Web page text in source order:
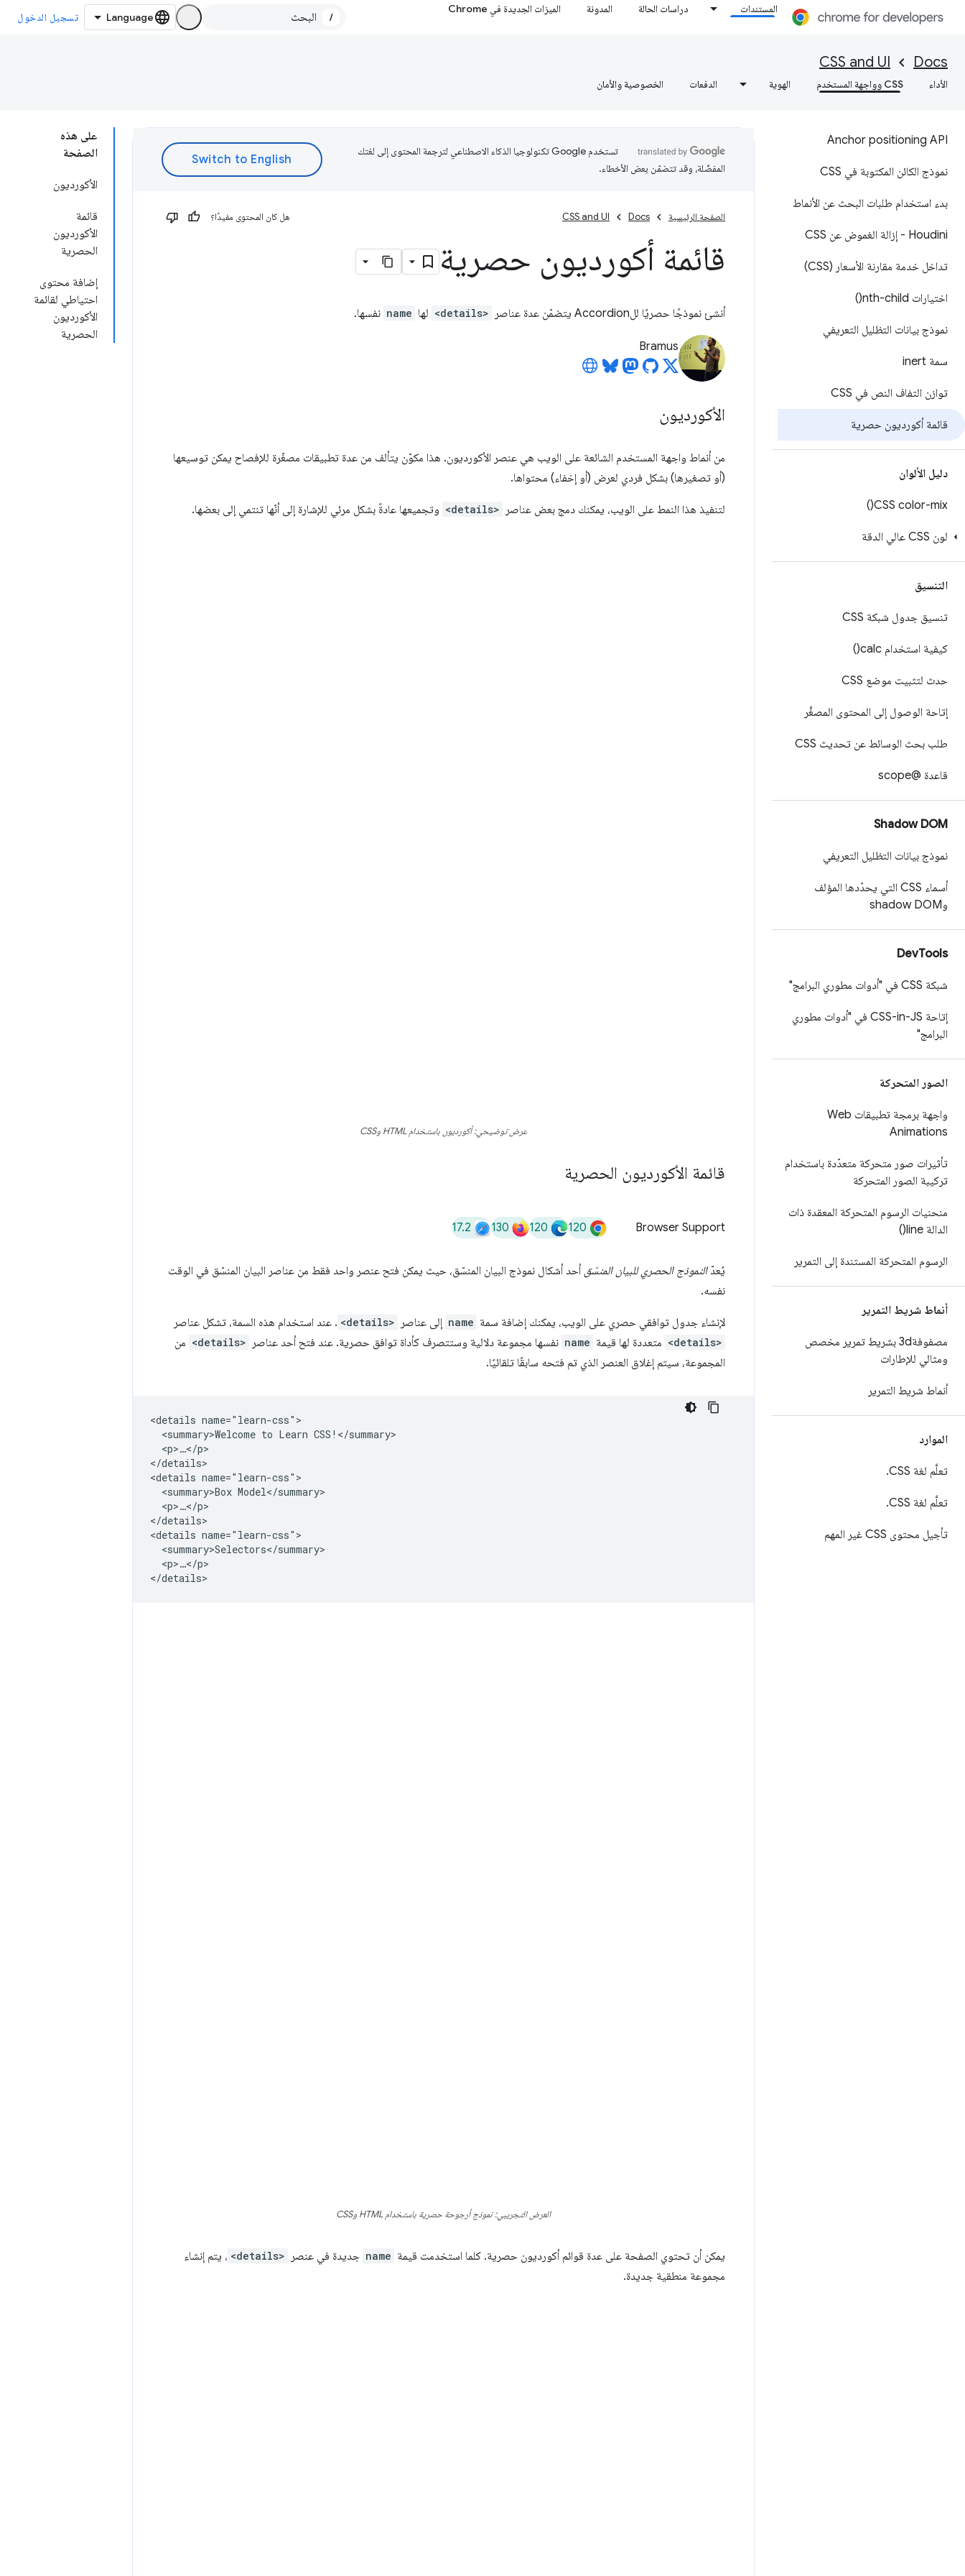
المستندات دراسات الحالة المدونة الميزات الجديدة في Chrome
/ تسجيل الدخول
Docs
CSS and UI
الأداء CSS وواجهة المستخدم الهوية الدفعات الخصوصية والأمان
Anchor positioning API
نموذج الكائن المكتوبة في CSS
بدء استخدام طلبات البحث عن الأنماط
Houdini - إزالة الغموض عن CSS
تداخل خدمة مقارنة الأسعار (CSS)
اختيارات nth-child(
)
نموذج بيانات التظليل التعريفي
سمة inert
توازن التفاف النص في CSS
قائمة أكورديون حصرية
دليل الألوان
CSS color-mix(
)
لون CSS عالي الدقة
التنسيق
تنسيق جدول شبكة CSS
كيفية استخدام calc(
)
حدث لتثبيت موضع CSS
إتاحة الوصول إلى المحتوى المصغَّر
طلب بحث الوسائط عن تحديث CSS
قاعدة @scope
Shadow DOM
نموذج بيانات التظليل التعريفي
أسماء CSS التي يحدّدها المؤلف
وshadow DOM
DevTools
شبكة CSS في "أدوات مطوري البرامج"
إتاحة CSS-in-JS في "أدوات مطوري
البرامج"
الصور المتحركة
واجهة برمجة تطبيقات Web
Animations
تأثيرات صور متحركة متعدّدة باستخدام
تركيبة الصور المتحركة
منحنيات الرسوم المتحركة المعقدة ذات
الدالة line(
)
الرسوم المتحركة المستندة إلى التمرير
أنماط شريط التمرير
مصفوفة3d بشريط تمرير مخصص
ومثالي للإطارات
أنماط شريط التمرير
الموارد
تعلَّم لغة CSS .
تعلَّم لغة CSS .
تأجيل محتوى CSS غير المهم
على هذه
الصفحة
الأكورديون
قائمة
الأكورديون
الحصرية
إضافة محتوى
احتياطي لقائمة
الأكورديون
الحصرية
تستخدم Google تكنولوجيا الذكاء الاصطناعي لترجمة المحتوى إلى لغتك
المفضّلة، وقد تتضمّن بعض الأخطاء.
الصفحة الرئيسية Docs
CSS and UI هل كان المحتوى مفيدًا؟
قائمة أكورديون حصرية
أنشئ نموذجًا حصريًا للAccordion يتضمّن عدة عناصر <details> لها name نفسها.
Bramus
الأكورديون
من أنماط واجهة المستخدم الشائعة على الويب هي عنصر الأكورديون. هذا مكوّن يتألف من عدة تطبيقات مصغّرة للإفصاح يمكن توسيعها
(أو تصغيرها) بشكل فردي لعرض (أو إخفاء) محتواها.
لتنفيذ هذا النمط على الويب، يمكنك دمج بعض عناصر <details> وتجميعها عادةً بشكل مرئي للإشارة إلى أنّها تنتمي إلى بعضها.
عرض توضيحي: أكورديون باستخدام HTML وCSS
قائمة الأكورديون الحصرية
Browser Support
120
120
130
17.2
يُعدّالنموذج الحصري للبيان المنسّق أحد أشكال نموذج البيان المنسّق، حيث يمكن فتح عنصر واحد فقط من عناصر البيان المنسّق في الوقت
نفسه.
لإنشاء جدول توافقي حصري على الويب، يمكنك إضافة سمة name إلى عناصر <details> . عند استخدام هذه السمة، تشكل عناصر
<details> متعددة لها قيمة name نفسها مجموعة دلالية وستتصرف كأداة توافق حصرية. عند فتح أحد عناصر <details> من
المجموعة، سيتم إغلاق العنصر الذي تم فتحه سابقًا تلقائيًا.
<details name="learn-css">
  <summary>Welcome to Learn CSS!</summary>
  <p>…</p>
</details>
<details name="learn-css">
  <summary>Box Model</summary>
  <p>…</p>
</details>
<details name="learn-css">
  <summary>Selectors</summary>
  <p>…</p>
العرض التجريبي: نموذج أرجوحة حصرية باستخدام HTML وCSS
يمكن أن تحتوي الصفحة على عدة قوائم أكورديون حصرية. كلما استخدمت قيمة name جديدة في عنصر <details> ، يتم إنشاء
مجموعة منطقية جديدة.